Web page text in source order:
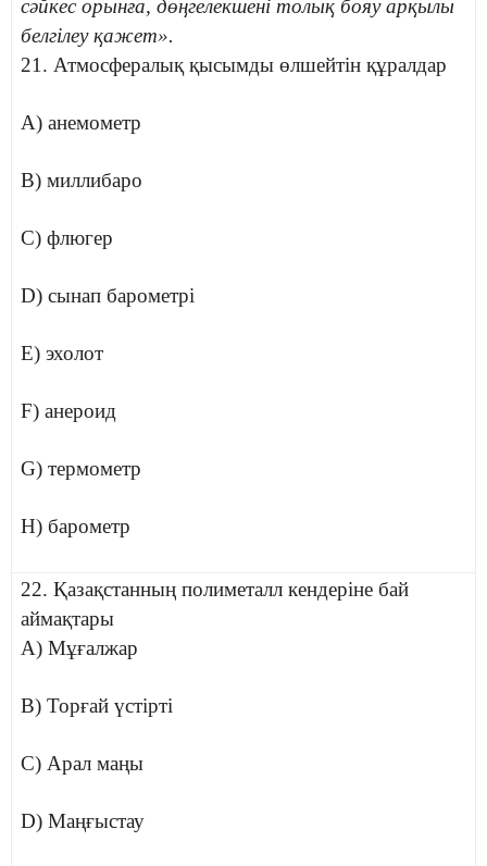
сәйкес орынға, дөңгелекшені толық бояу арқылы
белгілеу қажет».
21. Атмосфералық қысымды өлшейтін құралдар
A) анемометр
B) миллибаро
C) флюгер
D) сынап барометрі
E) эхолот
F) анероид
G) термометр
H) барометр
22. Қазақстанның полиметалл кендеріне бай
аймақтары
A) Мұғалжар
B) Торғай үстірті
C) Арал маңы
D) Маңғыстау